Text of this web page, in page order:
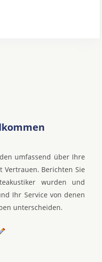
umfassend über Ihre
Vertrauen. Berichten Sie
wurden und
Ihr Service von denen
unterscheiden.